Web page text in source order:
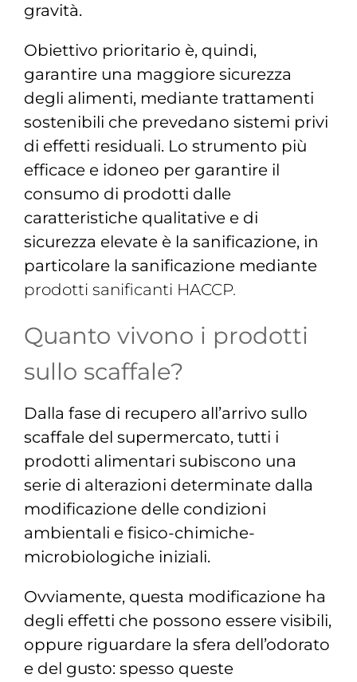
gravità.
Obiettivo prioritario è, quindi,
garantire una maggiore sicurezza
degli alimenti, mediante trattamenti
sostenibili che prevedano sistemi privi
di effetti residuali. Lo strumento più
efficace e idoneo per garantire il
consumo di prodotti dalle
caratteristiche qualitative e di
sicurezza elevate è la sanificazione, in
particolare la sanificazione mediante
prodotti sanificanti HACCP.
Quanto vivono i prodotti
sullo scaffale?
Dalla fase di recupero all’arrivo sullo
scaffale del supermercato, tutti i
prodotti alimentari subiscono una
serie di alterazioni determinate dalla
modificazione delle condizioni
ambientali e fisico-chimiche-
microbiologiche iniziali.
Ovviamente, questa modificazione ha
degli effetti che possono essere visibili,
oppure riguardare la sfera dell’odorato
e del gusto: spesso queste